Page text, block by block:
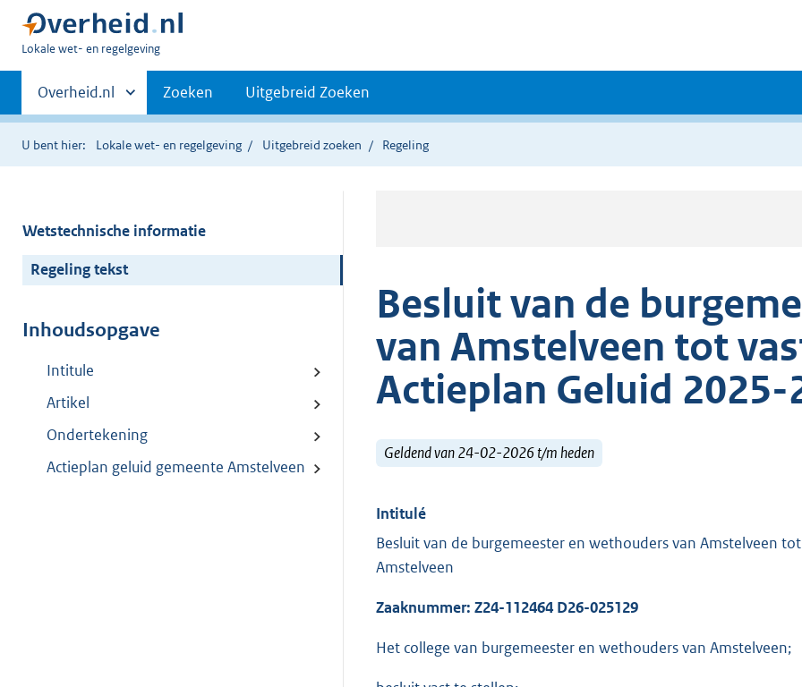
U
hier:
Lokale wet- en regelgeving
Primaire
navigatie
Andere
sites
binnen
Overheid.nl Zoeken Uitgebreid Zoeken
U bent hier: Lokale wet- en regelgeving Uitgebreid zoeken Regeling
Wetstechnische informatie
Regeling tekst
Inhoudsopgave
Intitule
Artikel
Ondertekening
Actieplan geluid gemeente Amstelveen
Besluit van de
van Amstelveen tot
Actieplan Geluid
Geldend van 24-02-2026 t/m heden
Intitulé
Besluit van de burgemeester en wethouders van Amstelveen
Amstelveen
Zaaknummer: Z24-112464 D26-025129
Het college van burgemeester en wethouders van Amstelveen;